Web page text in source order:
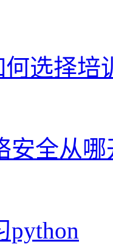
何选择培
安全从哪
python